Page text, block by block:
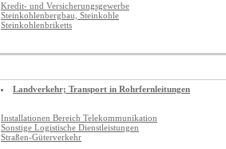
Kredit- und Versicherungsgewerbe
Steinkohlenbergbau, Steinkohle
Steinkohlenbriketts
Landverkehr; Transport in Rohrfernleitungen
Installationen Bereich Telekommunikation
Sonstige Logistische Dienstleistungen
Straßen-Güterverkehr